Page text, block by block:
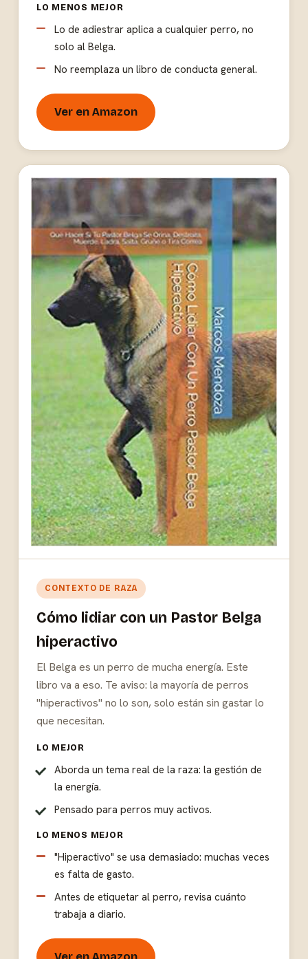
LO MENOS MEJOR
Lo de adiestrar aplica a cualquier perro, no
solo al Belga.
No reemplaza un libro de conducta general.
Ver en Amazon
CONTEXTO DE RAZA
Cómo lidiar con un Pastor Belga
hiperactivo
El Belga es un perro de mucha energía. Este
libro va a eso. Te aviso: la mayoría de perros
"hiperactivos" no lo son, solo están sin gastar lo
que necesitan.
LO MEJOR
Aborda un tema real de la raza: la gestión de
la energía.
Pensado para perros muy activos.
LO MENOS MEJOR
"Hiperactivo" se usa demasiado: muchas veces
es falta de gasto.
Antes de etiquetar al perro, revisa cuánto
trabaja a diario.